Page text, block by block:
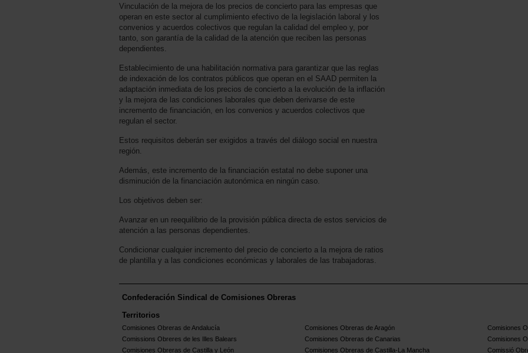
Vinculación de la mejora de los precios de concierto para las empresas que
operan en este sector al cumplimiento efectivo de la legislación laboral y los
convenios y acuerdos colectivos que regulan la calidad del empleo y, por
tanto, son garantía de la calidad de la atención que reciben las personas
dependientes.
Establecimiento de una habilitación normativa para garantizar que las reglas
de indexación de los contratos públicos que operan en el SAAD permiten la
adaptación inmediata de los precios de concierto a la evolución de la inflación
y la mejora de las condiciones laborales que deben derivarse de este
incremento de financiación, en los convenios y acuerdos colectivos que
regulan el sector.
Estos requisitos deberán ser exigidos a través del diálogo social en nuestra
región.
Además, este incremento de la financiación estatal no debe suponer una
disminución de la financiación autonómica en ningún caso.
Los objetivos deben ser:
Avanzar en un reequilibrio de la provisión pública directa de estos servicios de
atención a las personas dependientes.
Condicionar cualquier incremento del precio de concierto a la mejora de ratios
de plantilla y a las condiciones económicas y laborales de las trabajadoras.
Confederación Sindical de Comisiones Obreras
Territorios
Comisiones Obreras de Andalucía Comisiones Obreras de Aragón
Comisiones
Comissions Obreres de les Illes Balears
Comisiones Obreras de Canarias
Comisiones
Comisiones Obreras de Castilla y León
Comisiones Obreras de Castilla-La Mancha Comissió